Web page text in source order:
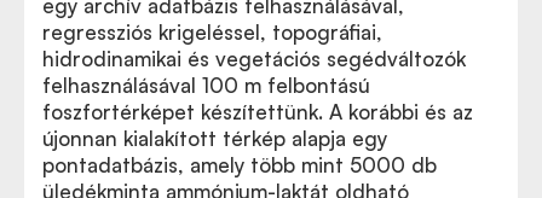
egy archív adatbázis felhasználásával,
regressziós krigeléssel, topográfiai,
hidrodinamikai és vegetációs segédváltozók
felhasználásával 100 m felbontású
foszfortérképet készítettünk. A korábbi és az
újonnan kialakított térkép alapja egy
pontadatbázis, amely több mint 5000 db
üledékminta ammónium-laktát oldható